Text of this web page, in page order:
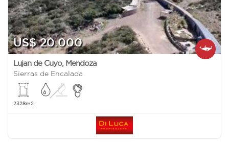
US$ 20.000
Lujan de Cuyo, Mendoza
Sierras de Encalada
2328m2